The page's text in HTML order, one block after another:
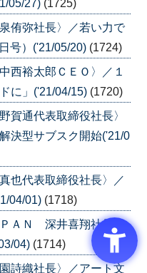
05/27) (1725)
侑弥社長〉／若い力で
号）('21/05/20) (1724)
裕太郎ＣＥＯ〉／１
に」('21/04/15) (1720)
通代表取締役社長〉
決型サブスク開始('21/0
也代表取締役社長〉／
04/01) (1718)
ＡＮ 深井喜翔社長〉
04) (1714)
詩織社長〉／アート文